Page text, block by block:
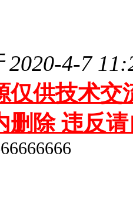
2020-4-7
仅供技术交
删除 违反